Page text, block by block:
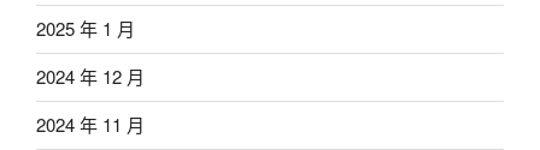
2025 年 1 月
2024 年 12 月
2024 年 11 月